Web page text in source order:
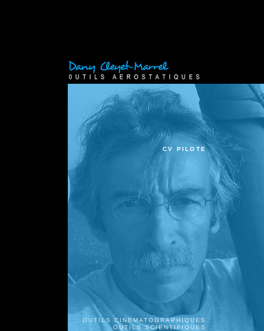
CV PILOTE
OUTILS CINEMATOGRAPHIQUES
OUTILS SCIENTIFIQUES